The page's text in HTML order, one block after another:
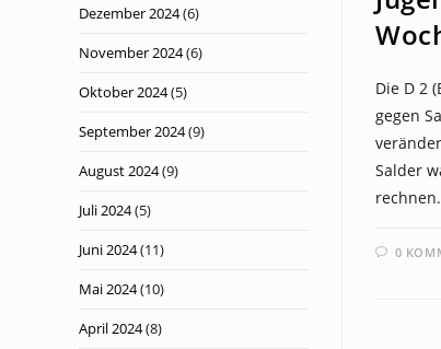
Die D 2
gegen
Salder
0
Dezember 2024(6)
November 2024(6)
Oktober 2024(5)
September 2024(9)
August 2024(9)
Juli 2024(5)
Juni 2024(11)
Mai 2024(10)
April 2024(8)